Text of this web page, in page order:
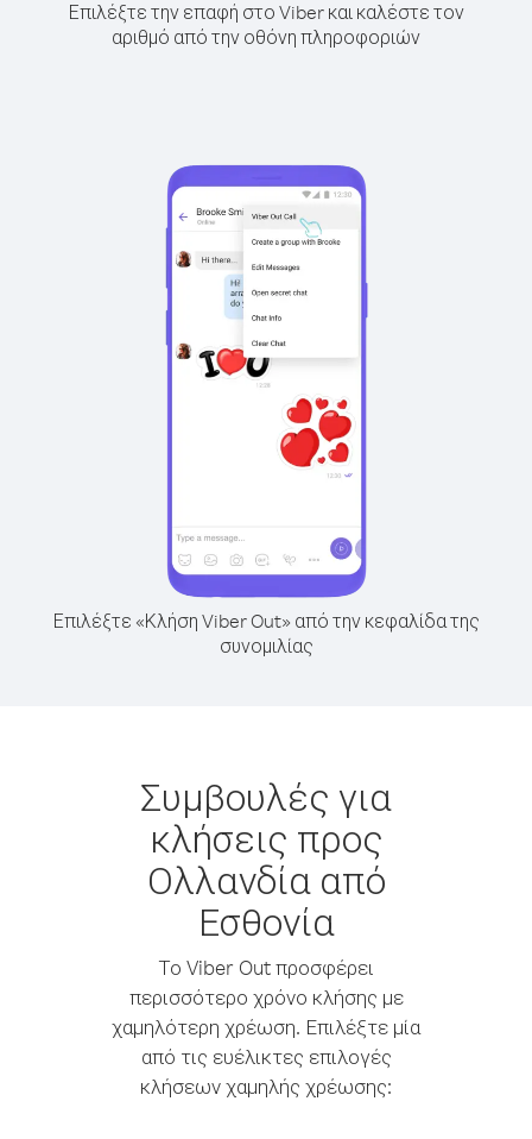
Επιλέξτε την επαφή στο Viber και καλέστε τον
αριθμό από την οθόνη πληροφοριών
Επιλέξτε «Κλήση Viber Out» από την κεφαλίδα της
συνομιλίας
Συμβουλές για
κλήσεις προς
Ολλανδία από
Εσθονία
Το Viber Out προσφέρει
περισσότερο χρόνο κλήσης με
χαμηλότερη χρέωση. Επιλέξτε μία
από τις ευέλικτες επιλογές
κλήσεων χαμηλής χρέωσης: